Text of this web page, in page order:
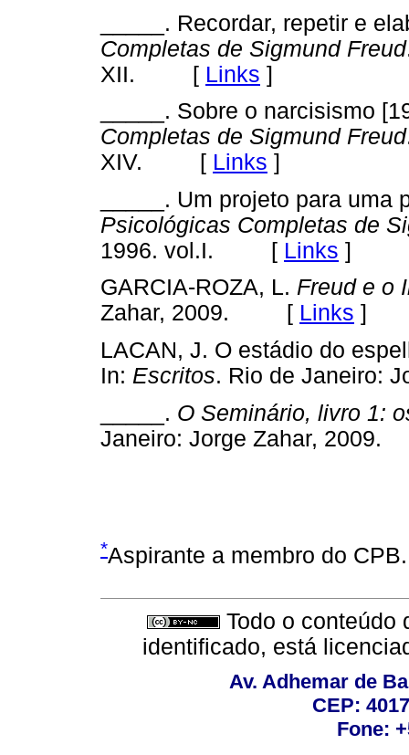
_____. Recordar, repetir e
Completas de Sigmund Freud
XII. [ Links ]
_____. Sobre o narcisismo
Completas de Sigmund Freud
XIV. [ Links ]
_____. Um projeto para
Psicológicas Completas de
1996. vol.I. [ Links ]
GARCIA-ROZA, L. Freud e o
Zahar, 2009. [ Links ]
LACAN, J. O estádio do
In: Escritos. Rio de
_____. O Seminário, livro 1:
Janeiro: Jorge Zahar,
*Aspirante a membro do
Todo o conteúdo
identificado, está
Av. Adhemar de
CEP:
Fone: